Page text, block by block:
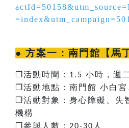
● 方案一： 南門館【馬
❐ 活動時間： 1.5 小時，週
❐ 活動地點：南門館 小白宮
❐ 活動對象：身心障礙、失
機構
❐ 參與人數：
人